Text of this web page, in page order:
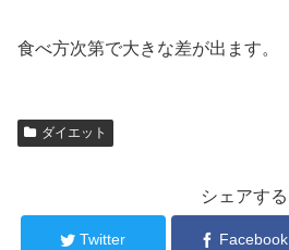
食べ方次第で大きな差が出ます。
ダイエット
シェアする
Twitter Facebook